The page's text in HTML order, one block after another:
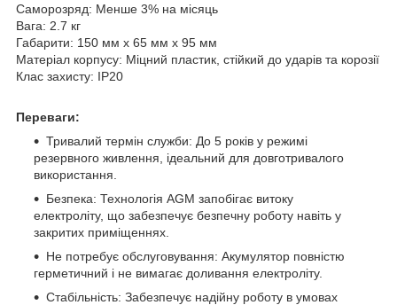
Саморозряд: Менше 3% на місяць
Вага: 2.7 кг
Габарити: 150 мм x 65 мм x 95 мм
Матеріал корпусу: Міцний пластик, стійкий до ударів та корозії
Клас захисту: IP20
Переваги:
Тривалий термін служби: До 5 років у режимі
резервного живлення, ідеальний для довготривалого
використання.
Безпека: Технологія AGM запобігає витоку
електроліту, що забезпечує безпечну роботу навіть у
закритих приміщеннях.
Не потребує обслуговування: Акумулятор повністю
герметичний і не вимагає доливання електроліту.
Стабільність: Забезпечує надійну роботу в умовах